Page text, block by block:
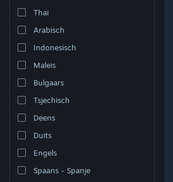
Desktopwebsite weergeven
Thai
Arabisch
Indonesisch
Maleis
Bulgaars
Tsjechisch
Deens
Duits
Engels
Spaans - Spanje